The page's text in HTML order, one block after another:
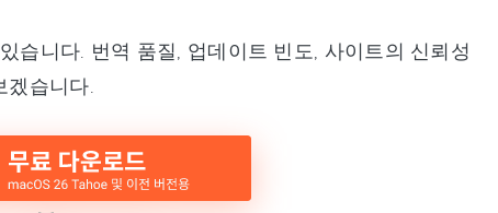
습니다. 번역 품질, 업데이트 빈도, 사이트의 신뢰성
습니다.